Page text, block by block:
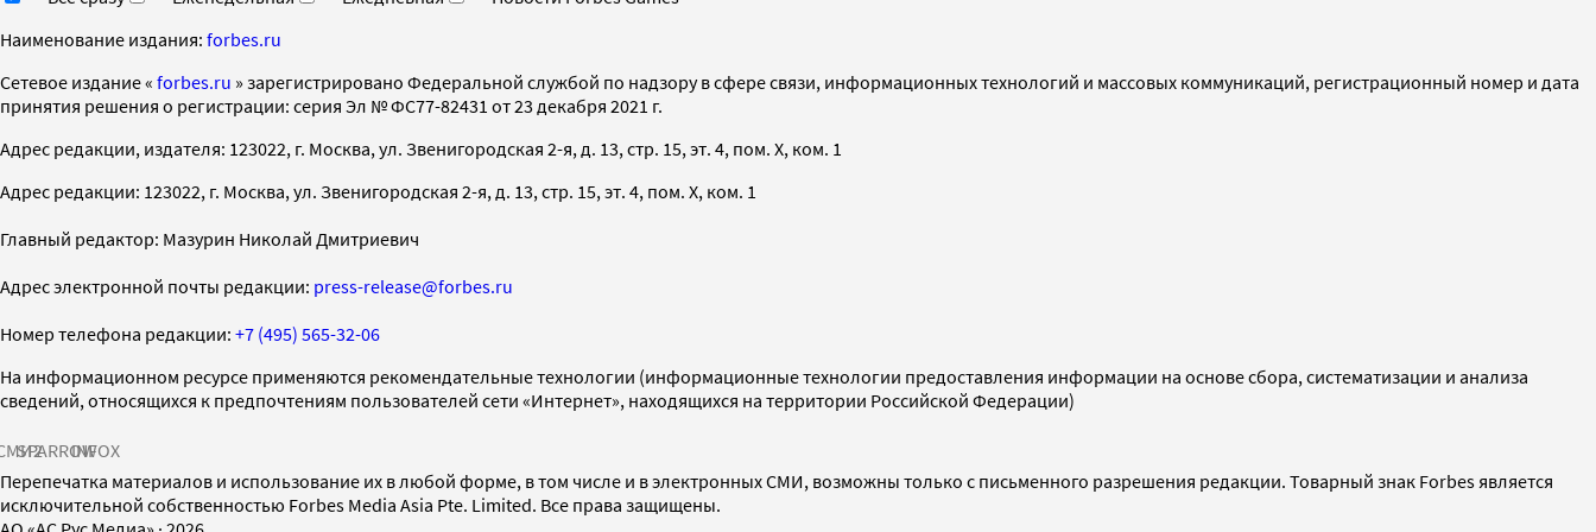
Наименование издания: forbes.ru
Cетевое издание « forbes.ru » зарегистрировано Федеральной службой по надзору в сфере связи, информационных технологий и массовых коммуникаций, регистрационный номер и дата
принятия решения о регистрации: серия Эл № ФС77-82431 от 23 декабря 2021 г.
Адрес редакции, издателя: 123022, г. Москва, ул. Звенигородская 2-я, д. 13, стр. 15, эт. 4, пом. X, ком. 1
Адрес редакции: 123022, г. Москва, ул. Звенигородская 2-я, д. 13, стр. 15, эт. 4, пом. X, ком. 1
Главный редактор: Мазурин Николай Дмитриевич
Адрес электронной почты редакции: press-release@forbes.ru
Номер телефона редакции: +7 (495) 565-32-06
На информационном ресурсе применяются рекомендательные технологии (информационные технологии предоставления информации на основе сбора, систематизации и анализа
сведений, относящихся к предпочтениям пользователей сети «Интернет», находящихся на территории Российской Федерации)
SPARROWINFOX
Перепечатка материалов и использование их в любой форме, в том числе и в электронных СМИ, возможны только с письменного разрешения редакции. Товарный знак Forbes является
исключительной собственностью Forbes Media Asia Pte. Limited. Все права защищены.